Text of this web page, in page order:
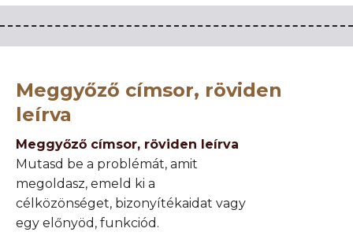
Meggyőző címsor, röviden
leírva
Meggyőző címsor, röviden leírva
Mutasd be a problémát, amit
megoldasz, emeld ki a
célközönséget, bizonyítékaidat vagy
egy előnyöd, funkciód.